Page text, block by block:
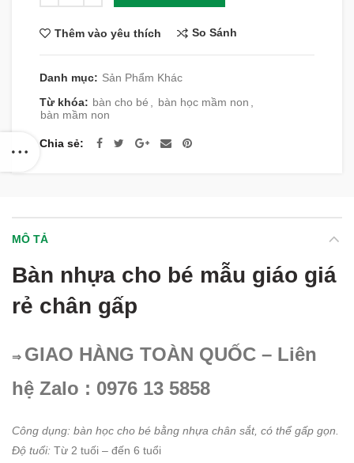
Thêm vào yêu thích So Sánh
Danh mục: Sản Phẩm Khác
Từ khóa: bàn cho bé , bàn học mầm non ,
bàn mầm non
Chia sẻ
MÔ TẢ
Bàn nhựa cho bé mẫu giáo giá
rẻ chân gấp
⇒ GIAO HÀNG TOÀN QUỐC – Liên
hệ Zalo : 0976 13 5858
Công dụng: bàn học cho bé bằng nhựa chân sắt, có thể gấp gọn.
Độ tuổi: Từ 2 tuối – đến 6 tuổi